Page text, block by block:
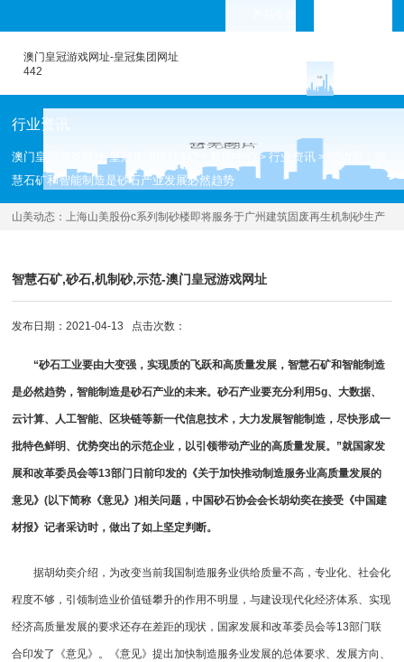
澳门皇冠游戏网址-皇冠集团网址
442
行业资讯
澳门皇冠游戏网址-皇冠集团网址442 >行业资讯 >
慧石矿和智能制造是砂石产业发展必然趋势
山美动态：上海山美股份c系列制砂楼即将服务于广州建筑固废再生机制砂生产
智慧石矿,砂石,机制砂,示范-澳门皇冠游戏网址
发布日期：2021-04-13 点击次数：
“砂石工业要由大变强，实现质的飞跃和高质量发展，智慧石矿和智能制造
是必然趋势，智能制造是砂石产业的未来。砂石产业要充分利用5g、大数据、
云计算、人工智能、区块链等新一代信息技术，大力发展智能制造，尽快形成一
批特色鲜明、优势突出的示范企业，以引领带动产业的高质量发展。”就国家发
展和改革委员会等13部门日前印发的《关于加快推动制造服务业高质量发展的
意见》(以下简称《意见》)相关问题，中国砂石协会会长胡幼奕在接受《中国建
材报》记者采访时，做出了如上坚定判断。
据胡幼奕介绍，为改变当前我国制造服务业供给质量不高，专业化、社会化
程度不够，引领制造业价值链攀升的作用不明显，与建设现代化经济体系、实现
经济高质量发展的要求还存在差距的现状，国家发展和改革委员会等13部门联
合印发了《意见》。《意见》提出加快制造服务业发展的总体要求、发展方向、